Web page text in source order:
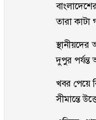
তারা কাটা
দুপুর পর্যন্ত
খবর পেয়ে
সীমান্তে